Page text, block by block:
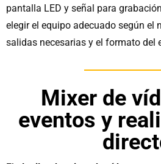
pantalla LED y señal para
elegir el equipo adecuado según el
salidas necesarias y el formato del
Mixer de
eventos y